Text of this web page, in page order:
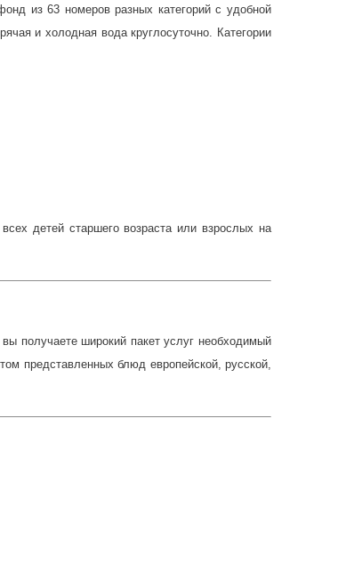
из 63 номеров разных категорий с удобной
и холодная вода круглосуточно. Категории
детей старшего возраста или взрослых на
получаете широкий пакет услуг необходимый
представленных блюд европейской, русской,